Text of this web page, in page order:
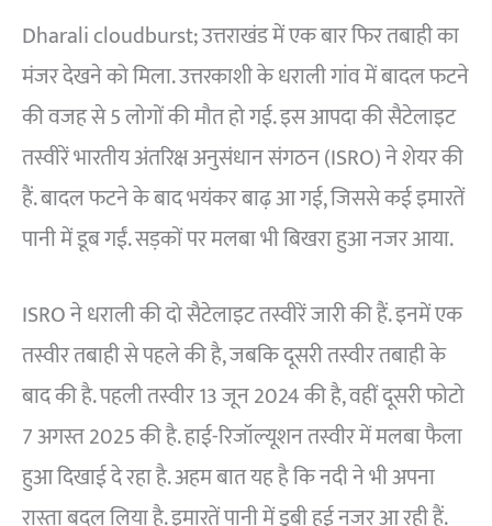
Dharali cloudburst; उत्तराखंड में एक बार फिर तबाही का
मंजर देखने को मिला. उत्तरकाशी के धराली गांव में बादल फटने
की वजह से 5 लोगों की मौत हो गई. इस आपदा की सैटेलाइट
तस्वीरें भारतीय अंतरिक्ष अनुसंधान संगठन (ISRO) ने शेयर की
हैं. बादल फटने के बाद भयंकर बाढ़ आ गई, जिससे कई इमारतें
पानी में डूब गईं. सड़कों पर मलबा भी बिखरा हुआ नजर आया.
ISRO ने धराली की दो सैटेलाइट तस्वीरें जारी की हैं. इनमें एक
तस्वीर तबाही से पहले की है, जबकि दूसरी तस्वीर तबाही के
बाद की है. पहली तस्वीर 13 जून 2024 की है, वहीं दूसरी फोटो
7 अगस्त 2025 की है. हाई-रिजॉल्यूशन तस्वीर में मलबा फैला
हुआ दिखाई दे रहा है. अहम बात यह है कि नदी ने भी अपना
रास्ता बदल लिया है. इमारतें पानी में डूबी हुई नजर आ रही हैं.